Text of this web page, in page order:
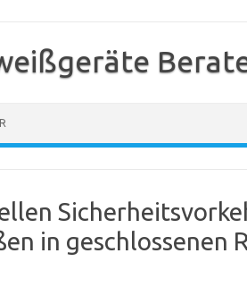
in geschlossenen